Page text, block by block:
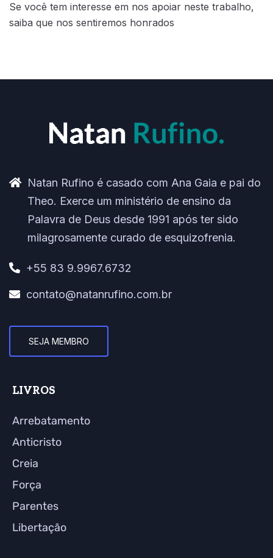
Se você tem interesse em nos apoiar neste trabalho,
saiba que nos sentiremos honrados
Natan Rufino é casado com Ana Gaia e pai do
Theo. Exerce um ministério de ensino da
Palavra de Deus desde 1991 após ter sido
milagrosamente curado de esquizofrenia.
+55 83 9.9967.6732
contato@natanrufino.com.br
SEJA MEMBRO
LIVROS
Arrebatamento
Anticristo
Creia
Força
Parentes
Libertação